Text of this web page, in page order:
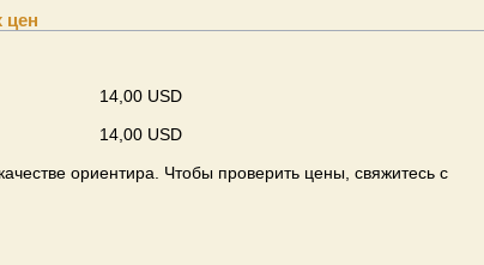
цен
14,00 USD
14,00 USD
ориентира. Чтобы проверить цены, свяжитесь с